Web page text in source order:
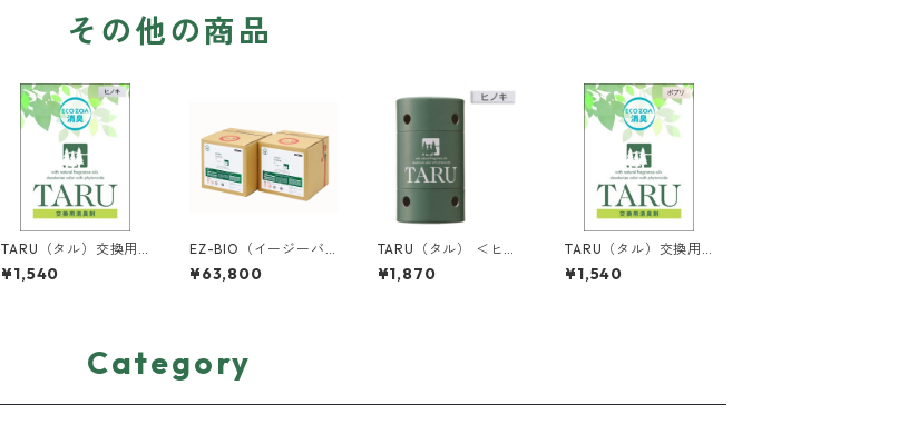
その他の商品
TARU（タル）交換用S
メンブレン ＜ヒノキ＞
¥1,540
EZ-BIO（イージーバ
イオ）業務用 ＜濃縮タ
イプ＞ ≪20L≫
¥63,800
TARU（タル） ＜ヒノ
キ＞
¥1,870
TARU（タル）交換用S
メンブレン ＜ポプリ＞
¥1,540
Category